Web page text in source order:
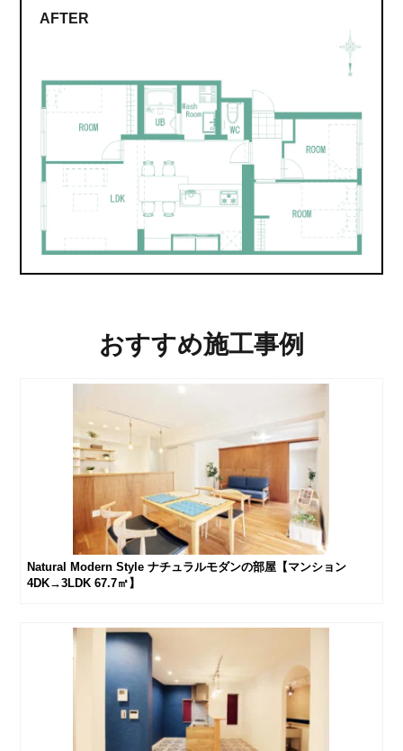
AFTER
おすすめ施工事例
Natural Modern Style ナチュラルモダンの部屋【マンション
4DK→3LDK 67.7㎡】